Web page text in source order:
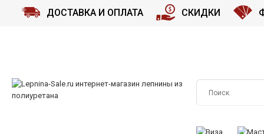
ДОСТАВКА И ОПЛАТА СКИДКИ